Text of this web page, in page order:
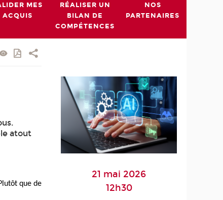
MES
ACQUIS
RÉALISER UN
BILAN DE
COMPÉTENCES
NOS
PARTENAIRES
atout
que de
21 mai 2026
12h30